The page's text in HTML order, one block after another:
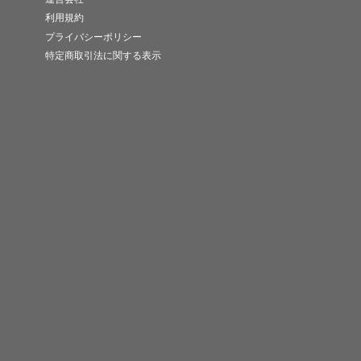
利用規約
プライバシーポリシー
特定商取引法に関する表示